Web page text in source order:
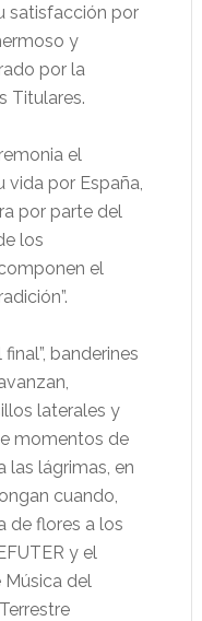
satisfacción por
y
por la
Titulares.
el
vida por España,
por parte del
los
el
banderines
laterales y
momentos de
las lágrimas, en
cuando,
de flores a los
y el
Música del